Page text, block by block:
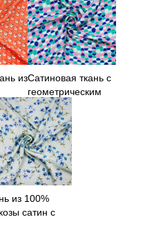
изСатиновая ткань с
геометрическим
принтом
из 100%
сатин с